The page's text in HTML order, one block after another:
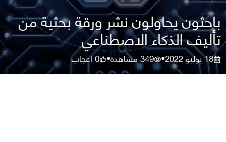
باحثون يحاولون نشر ورقة بحثية من
تأليف الذكاء الاصطناعي
18 يوليو 2022 •
349مشاهدة•
0اعجاب